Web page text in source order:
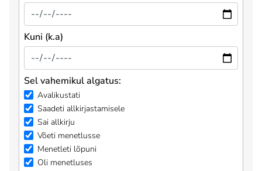
Kuni (k.a)
Sel vahemikul algatus:
Avalikustati
Saadeti allkirjastamisele
Sai allkirju
Võeti menetlusse
Menetleti lõpuni
Oli menetluses